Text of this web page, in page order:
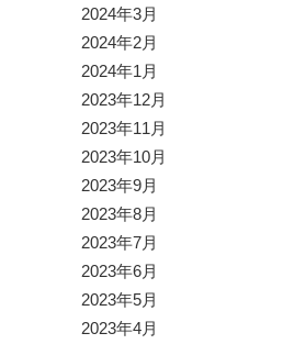
2024年3月
2024年2月
2024年1月
2023年12月
2023年11月
2023年10月
2023年9月
2023年8月
2023年7月
2023年6月
2023年5月
2023年4月